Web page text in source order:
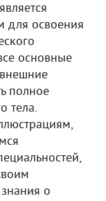
для освоения
основные
полное
тела.
о